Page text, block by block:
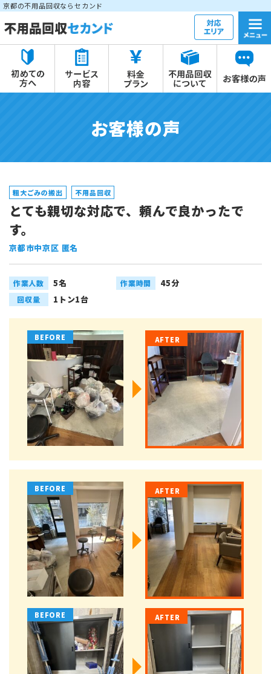
京都の不用品回収ならセカンド
お客様の声
粗大ごみの搬出 不用品回収
とても親切な対応で、頼んで良かったで
す。
京都市中京区 匿名
作業人数 5名 作業時間 45分
回収量 1トン1台